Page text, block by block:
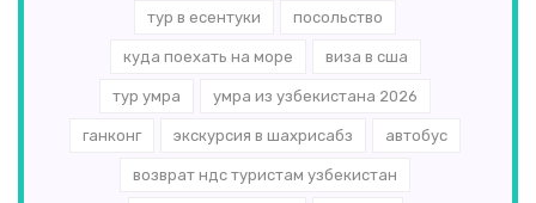
тур в есентуки посольство
куда поехать на море виза в сша
тур умра умра из узбекистана 2026
ганконг экскурсия в шахрисабз автобус
возврат ндс туристам узбекистан